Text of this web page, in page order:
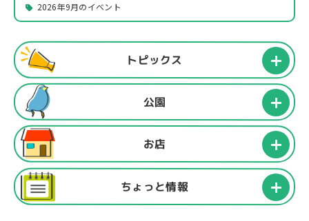
2026年9月のイベント
トピックス
公園
お店
ちょっと情報